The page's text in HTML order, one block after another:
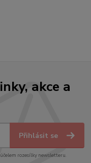
akce a
Přihlásit se
rozesílky newsletteru.